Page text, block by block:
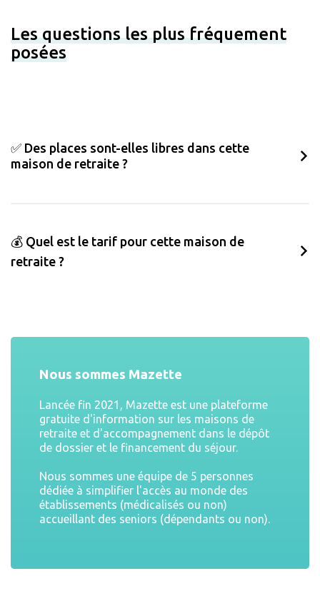
Les questions les plus fréquement
posées
✅ Des places sont-elles libres dans cette
maison de retraite ?
💰 Quel est le tarif pour cette maison de
retraite ?
Nous sommes Mazette
Lancée fin 2021, Mazette est une plateforme
gratuite d'information sur les maisons de
retraite et d'accompagnement dans le dépôt
de dossier et le financement du séjour.
Nous sommes une équipe de 5 personnes
dédiée à simplifier l'accès au monde des
établissements (médicalisés ou non)
accueillant des seniors (dépendants ou non).